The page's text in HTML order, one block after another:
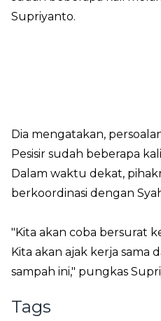
Supriyanto.
Dia mengatakan,
Pesisir sudah beberapa
Dalam waktu dekat,
berkoordinasi dengan
"Kita akan coba bersurat
Kita akan ajak kerja sama
sampah ini," pungkas
Tags